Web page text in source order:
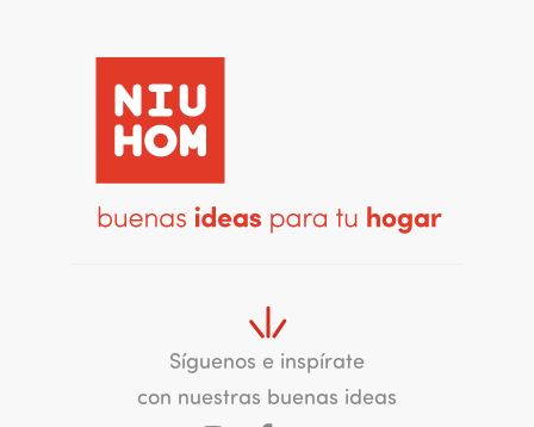
Síguenos e inspírate
con nuestras buenas ideas